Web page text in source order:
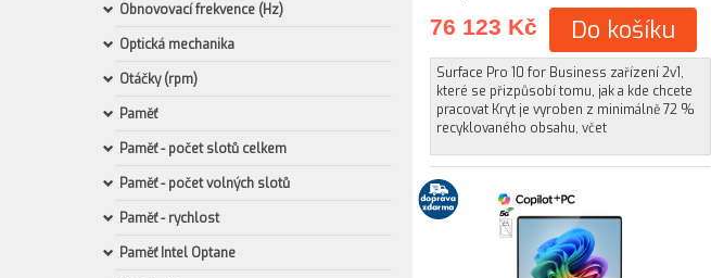
Obnovovací frekvence (Hz)
Optická mechanika
Otáčky (rpm)
Paměť
Paměť - počet slotů celkem
Paměť - počet volných slotů
Paměť - rychlost
Paměť Intel Optane
76 123 Kč Do košíku
Surface Pro 10 for Business zařízení 2v1,
které se přizpůsobí tomu, jak a kde chcete
pracovat Kryt je vyroben z minimálně 72 %
recyklovaného obsahu, včet